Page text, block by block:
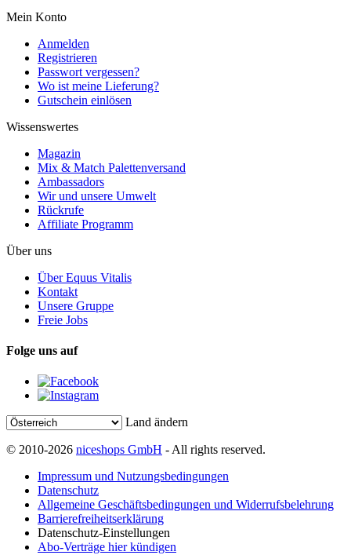
Mein Konto
Anmelden
Registrieren
Passwort vergessen?
Wo ist meine Lieferung?
Gutschein einlösen
Wissenswertes
Magazin
Mix & Match Palettenversand
Ambassadors
Wir und unsere Umwelt
Rückrufe
Affiliate Programm
Über uns
Über Equus Vitalis
Kontakt
Unsere Gruppe
Freie Jobs
Folge uns auf
Land ändern
© 2010-2026 niceshops GmbH - All rights reserved.
Impressum und Nutzungsbedingungen
Datenschutz
Allgemeine Geschäftsbedingungen und Widerrufsbelehrung
Barrierefreiheitserklärung
Datenschutz-Einstellungen
Abo-Verträge hier kündigen